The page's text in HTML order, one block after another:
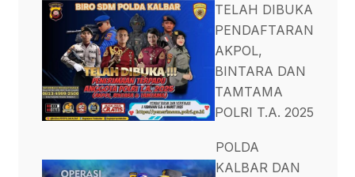
TELAH DIBUKA
PENDAFTARAN
AKPOL,
BINTARA DAN
TAMTAMA
POLRI T.A. 2025
POLDA
KALBAR DAN